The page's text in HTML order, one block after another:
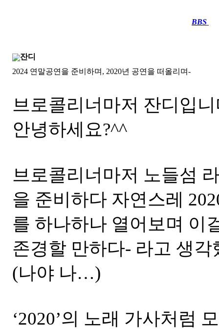
BBS
잔디
2024 연말공연을 준비하며, 2020년 공연을 떠올리며-
브로콜리너마저 잔디입
안녕하세요?^^
브로콜리너마저 노들섬
을 준비하다 자연스레
를 하나하나 열어보며 이
존경할 만하다- 라고 생각
(나야 나…)
‘2020’의 노래 가사처럼